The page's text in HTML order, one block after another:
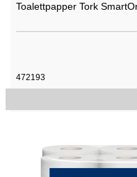
Toalettpapper Tork
472193